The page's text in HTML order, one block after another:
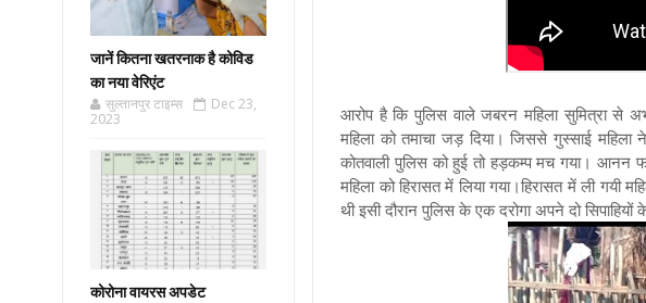
जानें कितना खतरनाक है कोविड
का नया वेरिएंट
सुल्तानपुर टाइम्स
Dec 23,
2023
कोरोना वायरस अपडेट
आरोप है कि पुलिस वाले जबरन महिला सुमित्रा से
महिला को तमाचा जड़ दिया। जिससे गुस्साई महिला
कोतवाली पुलिस को हुई तो हड़कम्प मच गया। आनन
महिला को हिरासत में लिया गया।हिरासत में ली
थी इसी दौरान पुलिस के एक दरोगा अपने दो